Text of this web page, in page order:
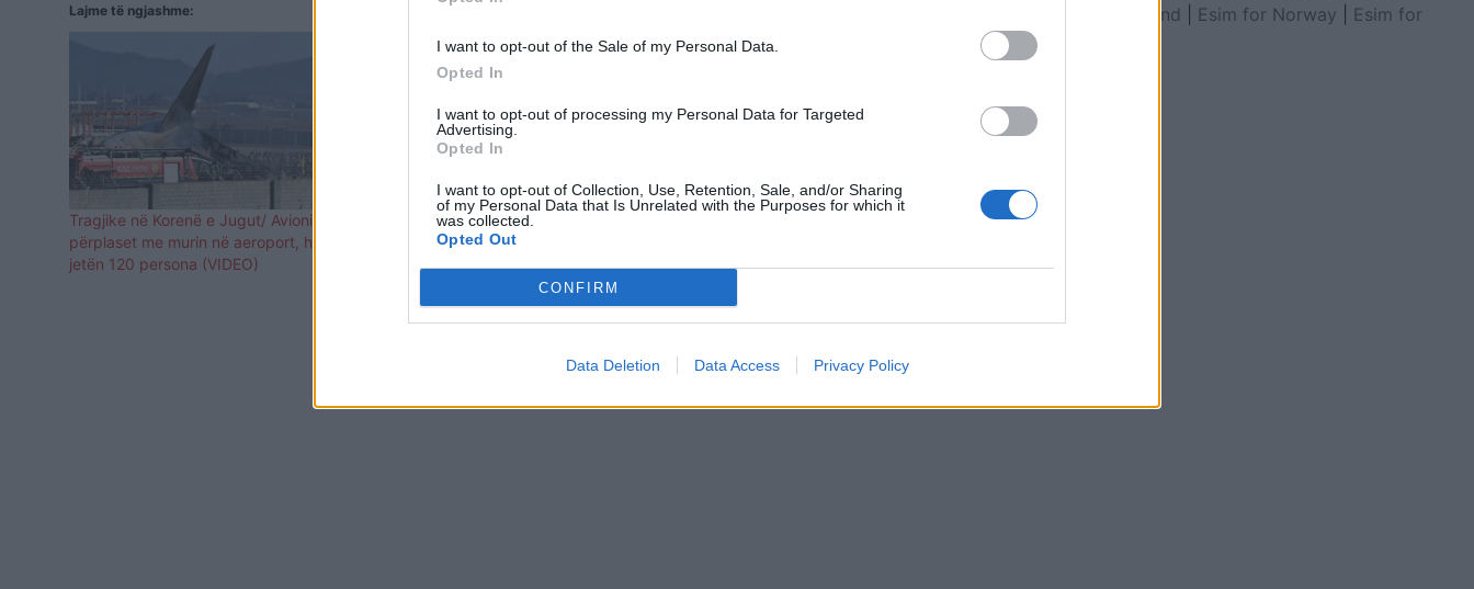
I want to opt-out of the Sale of my Personal Data.
Opted In
I want to opt-out of processing my Personal Data for Targeted
Advertising.
Opted In
I want to opt-out of Collection, Use, Retention, Sale, and/or Sharing
of my Personal Data that Is Unrelated with the Purposes for which it
was collected.
Opted Out
CONFIRM
Data Deletion Data Access Privacy Policy
Lajme të ngjashme:
Tragjike në Korenë e Jugut/ Avioni
përplaset me murin në aeroport, humbin
jetën 120 persona (VIDEO)
Dy bombardues strategjik rusë shfaqen
mbi detin norvegjez
Rrëzohet avioni ushtarak MiG-31 në Rusi
for Finland
Esim for Norway
Esim for